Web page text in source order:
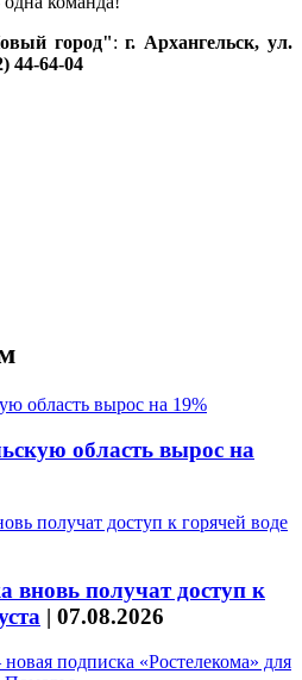
город":г. Архангельск, ул.
44-64-04
область вырос на
вновь получат доступ к
| 07.08.2026